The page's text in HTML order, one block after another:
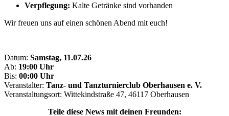
Verpflegung: Kalte Getränke sind vorhanden
Wir freuen uns auf einen schönen Abend mit euch!
Datum: Samstag, 11.07.26
Ab: 19:00 Uhr
Bis: 00:00 Uhr
Veranstalter: Tanz- und Tanzturnierclub Oberhausen e. V.
Veranstaltungsort: Wittekindstraße 47, 46117 Oberhausen
Teile diese News mit deinen Freunden: